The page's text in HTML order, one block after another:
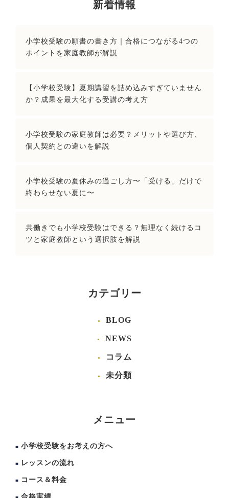
新着情報
小学校受験の願書の書き方｜合格につながる4つの
ポイントを家庭教師が解説
【小学校受験】夏期講習を詰め込みすぎていません
か？成果を最大化する受講の考え方
小学校受験の家庭教師は必要？メリットや選び方、
個人契約との違いを解説
小学校受験の夏休みの過ごし方〜「受ける」だけで
終わらせない夏に〜
共働きでも小学校受験はできる？無理なく続けるコ
ツと家庭教師という選択肢を解説
カテゴリー
BLOG
NEWS
コラム
未分類
メニュー
小学校受験をお考えの方へ
レッスンの流れ
コース＆料金